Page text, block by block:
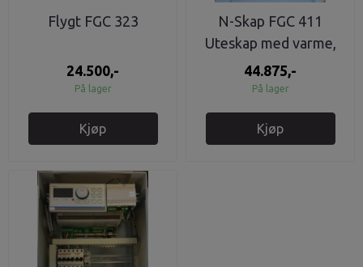
Flygt FGC 323
24.500,-
På lager
Kjøp
N-Skap FGC 411
Uteskap med varme,
GSM, 1 pumpedrift.
44.875,-
På lager
Kjøp